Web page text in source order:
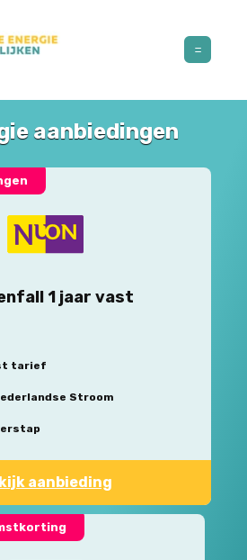
aanbiedingen
1 jaar vast
tarief
Stroom
aanbieding